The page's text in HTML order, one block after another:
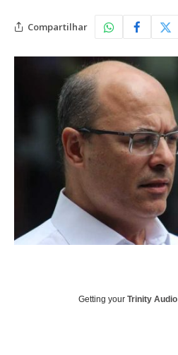
Compartilhar
Getting your Trinity Audio